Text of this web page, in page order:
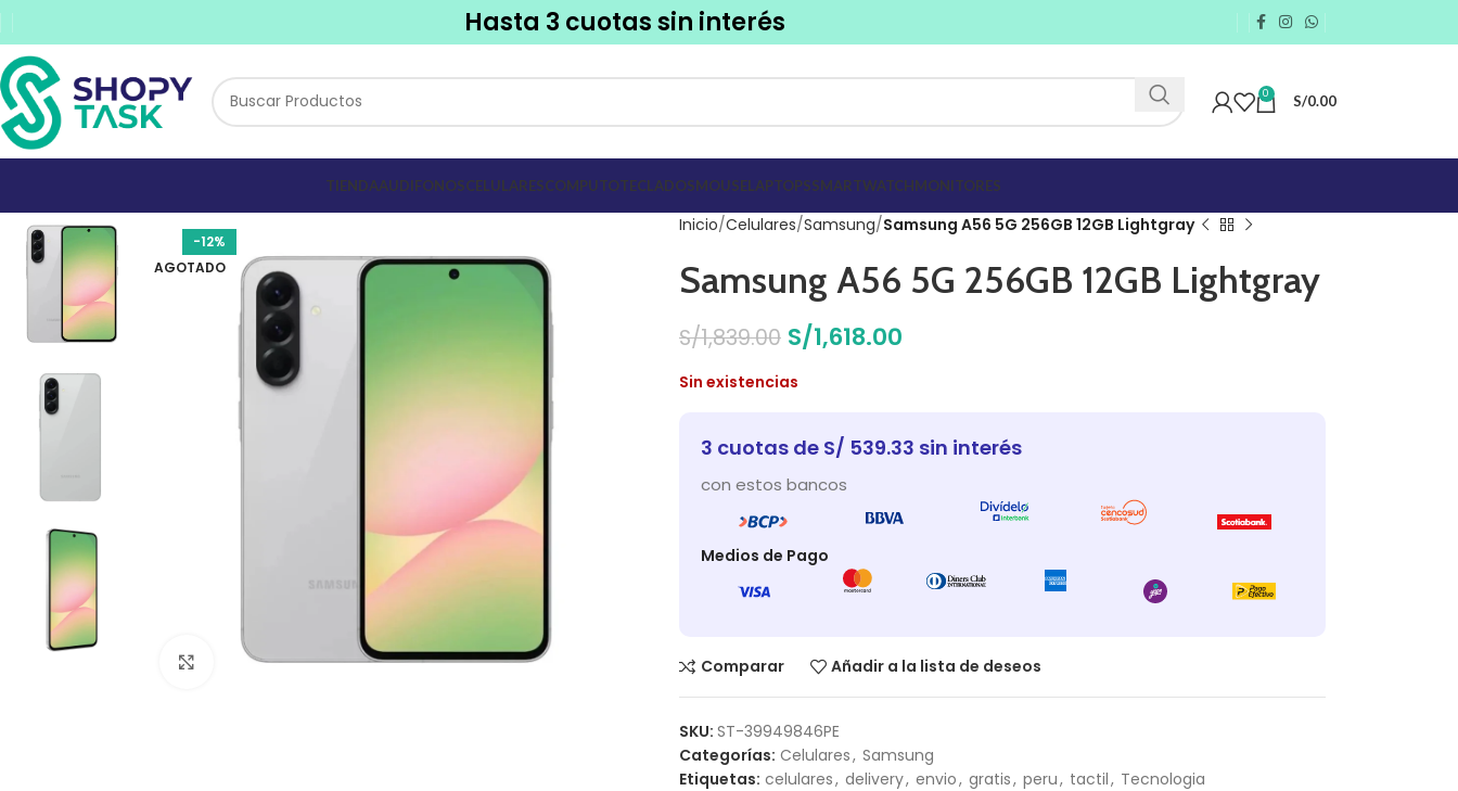
Hasta 3 cuotas sin interés
0 S/0.00
TIENDAAUDIFONOSCELULARESCOMPUTOTECLADOSMOUSELAPTOPSSMARTWATCHMONITORES
-12%
AGOTADO
Click to enlarge
Inicio Celulares Samsung Samsung A56 5G 256GB 12GB Lightgray
Samsung A56 5G 256GB 12GB Lightgray
S/1,839.00 S/1,618.00
Sin existencias
3 cuotas de S/ 539.33 sin interés
con estos bancos
Medios de Pago
Comparar Añadir a la lista de deseos
SKU: ST-39949846PE
Categorías: Celulares, Samsung
Etiquetas: celulares, delivery, envio, gratis, peru, tactil, Tecnologia